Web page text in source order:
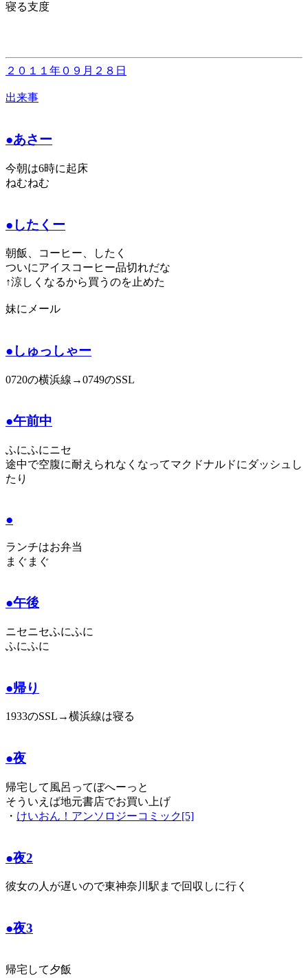
寝る支度
２０１１年０９月２８日
出来事
●あさー
今朝は6時に起床
ねむねむ
●したくー
朝飯、コーヒー、したく
ついにアイスコーヒー品切れだな
↑涼しくなるから買うのを止めた
妹にメール
●しゅっしゃー
0720の横浜線→0749のSSL
●午前中
ふにふにニセ
途中で空腹に耐えられなくなってマクドナルドにダッシュし
たり
●
ランチはお弁当
まぐまぐ
●午後
ニセニセふにふに
ふにふに
●帰り
1933のSSL→横浜線は寝る
●夜
帰宅して風呂ってぼへーっと
そういえば地元書店でお買い上げ
・ けいおん！アンソロジーコミック[5]
●夜2
彼女の人が遅いので東神奈川駅まで回収しに行く
●夜3
帰宅して夕飯